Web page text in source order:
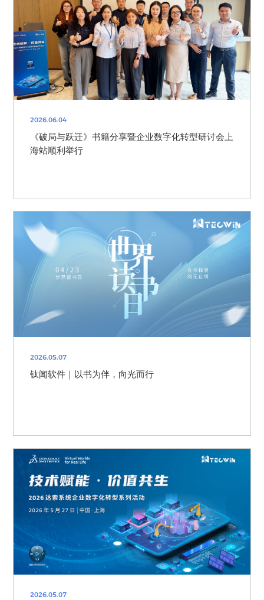
2026.06.04
《破局与跃迁》书籍分享暨企业数字化转型研讨会上
海站顺利举行
2026.05.07
钛闻软件｜以书为伴，向光而行
2026.05.07